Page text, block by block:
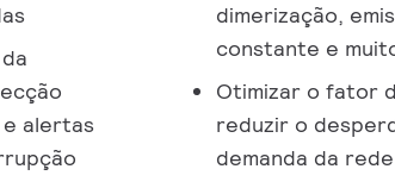
alertas
dimerização,
constante e
Otimizar o fator
reduzir o
demanda da rede